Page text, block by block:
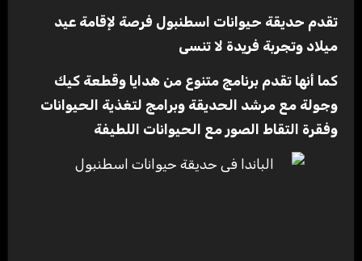
تقدم حديقة حيوانات اسطنبول فرصة لإقامة عيد
ميلاد وتجربة فريدة لا تنسى
كما أنها تقدم برنامج متنوع من هدايا وقطعة كيك
وجولة مع مرشد الحديقة وبرامج لتغذية الحيوانات
وفقرة التقاط الصور مع الحيوانات اللطيفة